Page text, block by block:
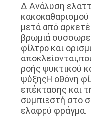
∆ Ανάλυση
μετά από
βρωμιά
φίλτρο και
ροής ψυκτικού
ψύξηςΗ οθόνη
επέκτασης και
συμπιεστή στο
ελαφρύ φράγμα.